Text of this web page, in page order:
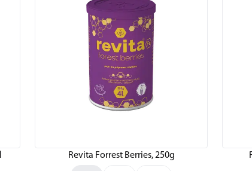
Revita Forrest Berries, 250g